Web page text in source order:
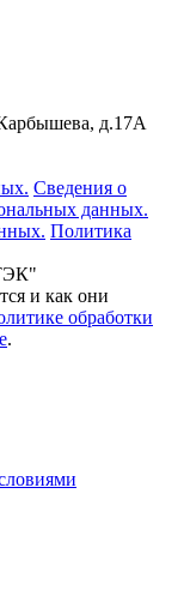
д.17А
Сведения о
данных.
Политика
и как они
обработки
.